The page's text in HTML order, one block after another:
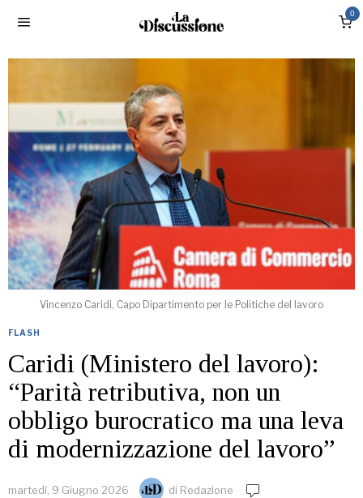
0
Vincenzo Caridi, Capo Dipartimento per le Politiche del lavoro
FLASH
Caridi (Ministero del lavoro):
“Parità retributiva, non un
obbligo burocratico ma una leva
di modernizzazione del lavoro”
martedì, 9 Giugno 2026 di Redazione